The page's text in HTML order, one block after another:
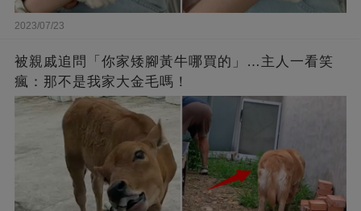
2023/07/23
被親戚追問「你家矮腳黃牛哪買的」…主人一看笑
瘋：那不是我家大金毛嗎！